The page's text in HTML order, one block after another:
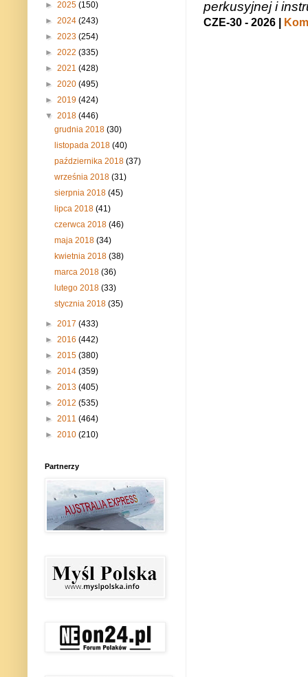
perkusyjnej i
CZE-30 - 2026 |
► 2025 (150)
► 2024 (243)
► 2023 (254)
► 2022 (335)
► 2021 (428)
► 2020 (495)
► 2019 (424)
▼ 2018 (446)
grudnia 2018(30)
listopada 2018(40)
października 2018(37)
września 2018(31)
sierpnia 2018(45)
lipca 2018(41)
czerwca 2018(46)
maja 2018(34)
kwietnia 2018(38)
marca 2018(36)
lutego 2018(33)
stycznia 2018(35)
► 2017 (433)
► 2016 (442)
► 2015 (380)
► 2014 (359)
► 2013 (405)
► 2012 (535)
► 2011 (464)
► 2010 (210)
Partnerzy